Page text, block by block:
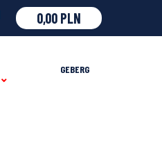
0,00 PLN
GEBERG